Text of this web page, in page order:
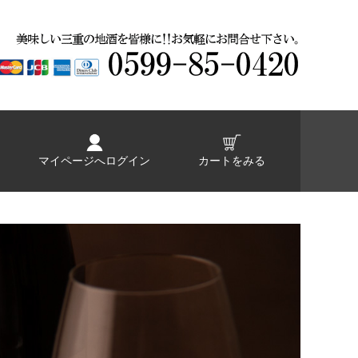
マイページへログイン カートをみる